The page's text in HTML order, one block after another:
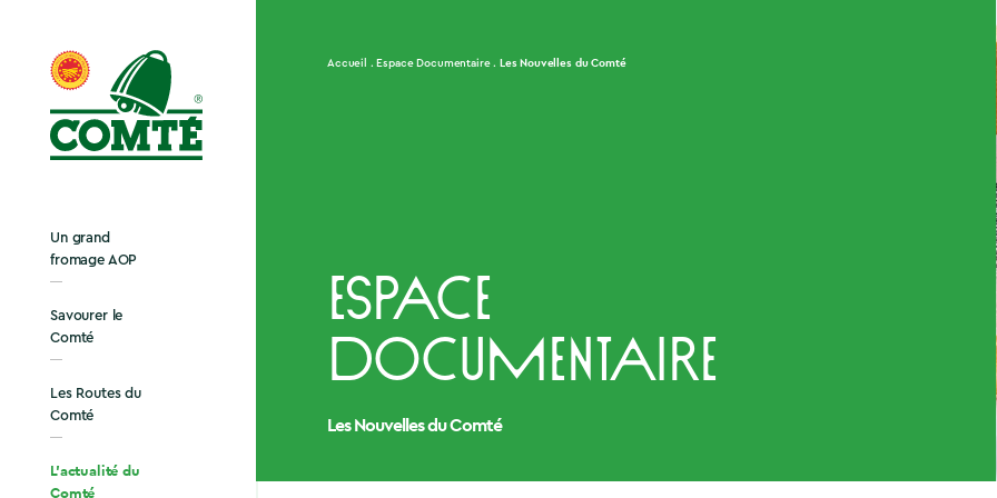
Un grand
fromage AOP
Savourer le
Comté
Les Routes du
Comté
L’actualité du
Comté
Accueil Espace Documentaire Les Nouvelles du Comté
Espace
Documentaire
Les Nouvelles du Comté